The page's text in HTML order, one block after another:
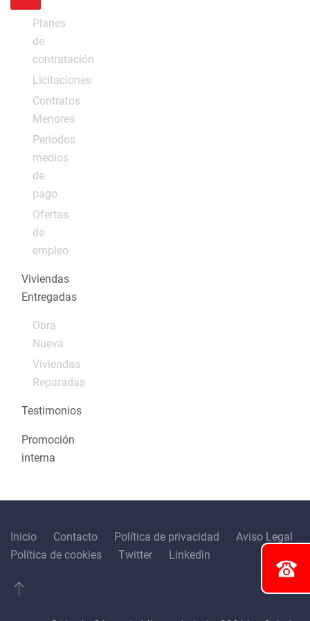
Planes
de
contratación
Licitaciones
Contratos
Menores
Periodos
medios
de
pago
Ofertas
de
empleo
Viviendas
Entregadas
Obra
Nueva
Viviendas
Reparadas
Testimonios
Promoción
interna
Inicio Contacto Política de privacidad
Aviso Legal
Política de cookies
Twitter Linkedin